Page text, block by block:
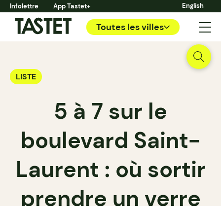
Infolettre App Tastet+ English
Toutes les villes
LISTE
5 à 7 sur le
boulevard Saint-
Laurent : où sortir
prendre un verre